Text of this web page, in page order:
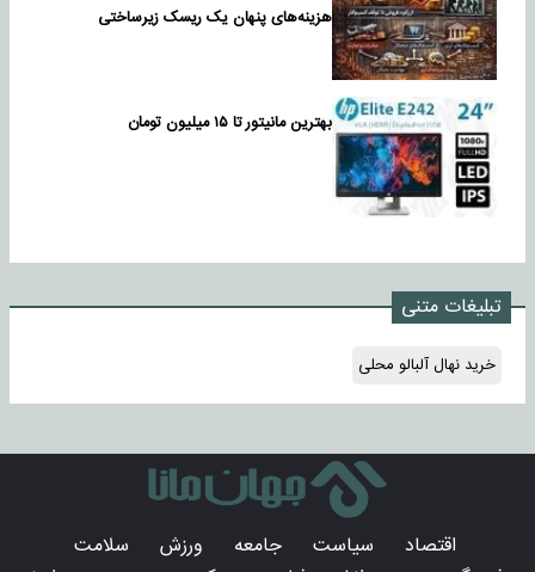
هزینه‌های پنهان یک ریسک زیرساختی
بهترین مانیتور تا ۱۵ میلیون تومان
تبلیغات متنی
خرید نهال آلبالو محلی
اقتصاد سیاست جامعه ورزش
سلامت